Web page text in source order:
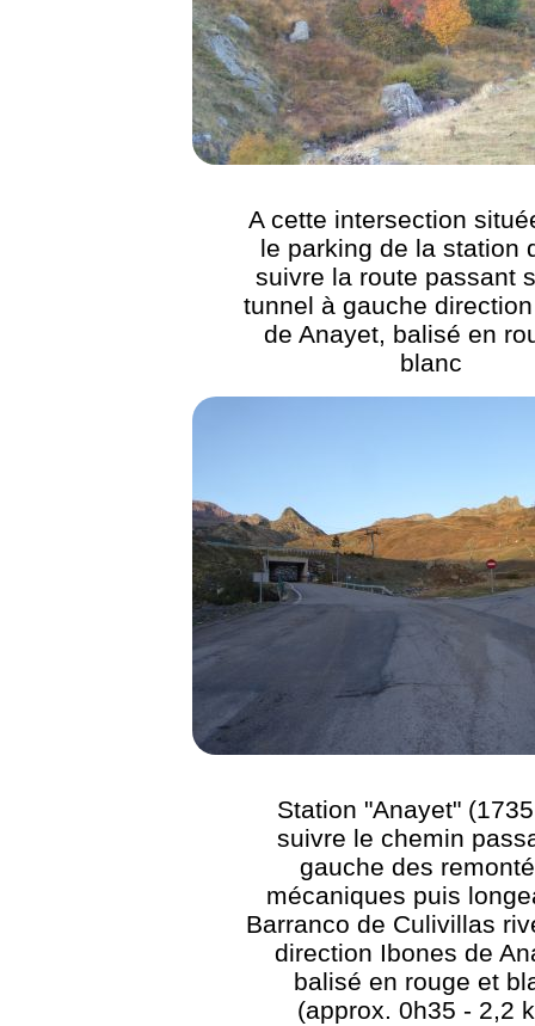
A cette intersection
le parking de la station
suivre la route passant
tunnel à gauche
de Anayet, balisé en
blanc
Station "Anayet"
suivre le chemin
gauche des
mécaniques puis
Barranco de Culivillas
direction Ibones de
balisé en rouge et
(approx. 0h35 - 2,2